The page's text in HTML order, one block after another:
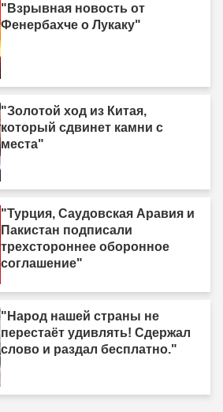
"Взрывная новость от
Фенербахче о Лукаку"
"Золотой ход из Китая,
который сдвинет камни с
места"
"Турция, Саудовская Аравия и
Пакистан подписали
трехстороннее оборонное
соглашение"
"Народ нашей страны не
перестаёт удивлять! Сдержал
слово и раздал бесплатно."